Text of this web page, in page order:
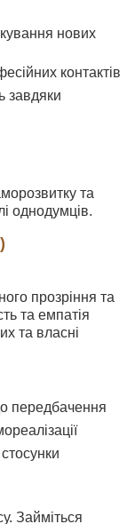
нових
контактів
завдяки
та
однодумців.
прозріння та
та емпатія
та власні
передбачення
Займіться